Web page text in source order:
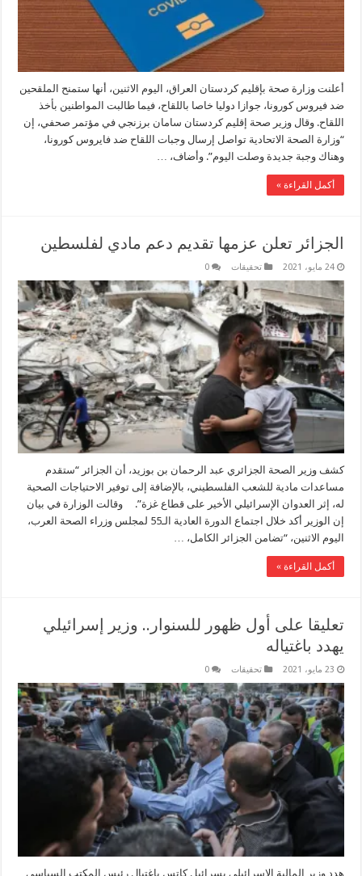
أعلنت وزارة صحة بإقليم كردستان العراق، اليوم الاثنين، أنها ستمنح الملقحين
ضد فيروس كورونا، جوازا دوليا خاصا باللقاح، فيما طالبت المواطنين بأخذ
اللقاح. وقال وزير صحة إقليم كردستان سامان برزنجي في مؤتمر صحفي، إن
“وزارة الصحة الاتحادية تواصل إرسال وجبات اللقاح ضد فايروس كورونا،
وهناك وجبة جديدة وصلت اليوم”. وأضاف، …
أكمل القراءة »
الجزائر تعلن عزمها تقديم دعم مادي لفلسطين
24 مايو، 2021 تحقيقات 0
كشف وزير الصحة الجزائري عبد الرحمان بن بوزيد، أن الجزائر “ستقدم
مساعدات مادية للشعب الفلسطيني، بالإضافة إلى توفير الاحتياجات الصحية
له، إثر العدوان الإسرائيلي الأخير على قطاع غزة”. وقالت الوزارة في بيان
إن الوزير أكد خلال اجتماع الدورة العادية الـ55 لمجلس وزراء الصحة العرب،
اليوم الاثنين، “تضامن الجزائر الكامل، …
أكمل القراءة »
تعليقا على أول ظهور للسنوار.. وزير إسرائيلي
يهدد باغتياله
23 مايو، 2021 تحقيقات 0
هدد وزير المالية الإسرائيلي يسرائيل كاتس باغتيال رئيس المكتب السياسي